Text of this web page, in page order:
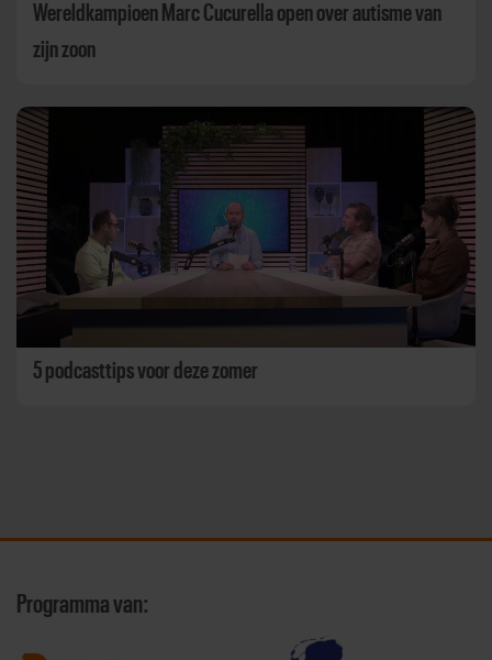
Wereldkampioen Marc Cucurella open over autisme van
zijn zoon
5 podcasttips voor deze zomer
Programma van: